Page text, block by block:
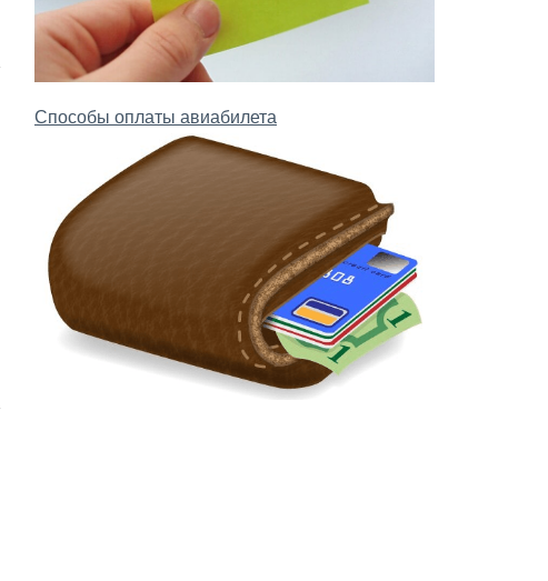
Способы оплаты авиабилета